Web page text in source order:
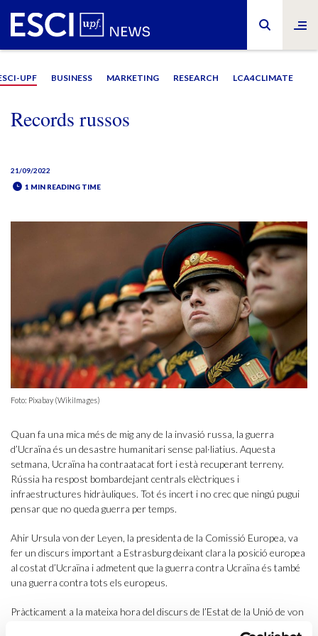
UPF BUSINESS MARKETING RESEARCH LCA4CLIMATE
Records russos
21/09/2022
1 MIN READING TIME
Foto: Pixabay (WikiImages)
Quan fa una mica més de mig any de la invasió russa, la guerra
d’Ucraïna és un desastre humanitari sense pal·liatius. Aquesta
setmana, Ucraïna ha contraatacat fort i està recuperant terreny.
Rússia ha respost bombardejant centrals elèctriques i
infraestructures hidràuliques. Tot és incert i no crec que ningú pugui
pensar que no queda guerra per temps.
Ahir Ursula von der Leyen, la presidenta de la Comissió Europea, va
fer un discurs important a Estrasburg deixant clara la posició europea
al costat d’Ucraïna i admetent que la guerra contra Ucraïna és també
una guerra contra tots els europeus.
Pràcticament a la mateixa hora del discurs de l’Estat de la Unió de von